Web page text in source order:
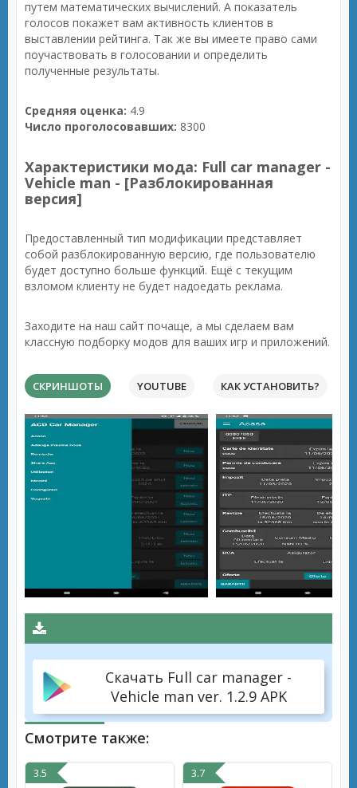
путем математических вычислений. А показатель
голосов покажет вам активность клиентов в
выставлении рейтинга. Так же вы имеете право сами
поучаствовать в голосовании и определить
полученные результаты.
Средняя оценка: 4.9
Число проголосовавших: 8300
Характеристики мода: Full car manager -
Vehicle man - [Разблокированная
версия]
Предоставленный тип модификации представляет
собой разблокированную версию, где пользователю
будет доступно больше функций. Ещё с текущим
взломом клиенту не будет надоедать реклама.
Заходите на наш сайт почаще, а мы сделаем вам
классную подборку модов для ваших игр и приложений.
СКРИНШОТЫ YOUTUBE КАК УСТАНОВИТЬ?
Скачать Full car manager -
Vehicle man ver. 1.2.9 APK
Смотрите также:
3.5 3.7